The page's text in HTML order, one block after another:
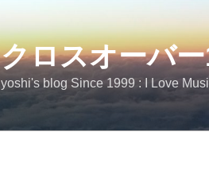
クロスオーバ
yoshi's blog Since 1999 : I Love